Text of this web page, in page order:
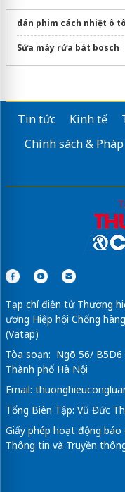
An
dây
thú
Kinh tế
Chính sách & Pháp
Tạp chí điện tử Thương
ương Hiệp hội Chống